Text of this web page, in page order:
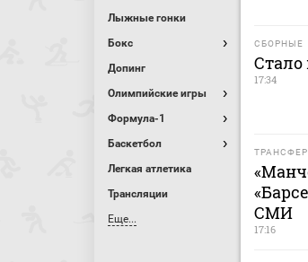
Лыжные гонки
Бокс
Допинг
Олимпийские игры
Формула-1
Баскетбол
Легкая атлетика
Трансляции
Еще...
СБОРНЫЕ
17:34
СМИ
17:16